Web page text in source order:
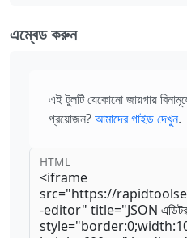
এম্বেড করুন
এই টুলটি যেকোনো জায়গায়
প্রয়োজন?আমাদের গাইড দেখুন.
HTML